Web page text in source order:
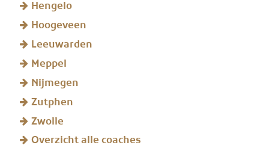
Hengelo
Hoogeveen
Leeuwarden
Meppel
Nijmegen
Zutphen
Zwolle
Overzicht alle coaches